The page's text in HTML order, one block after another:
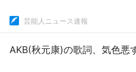
芸能人ニュース速報
AKB(秋元康)の歌詞、気色悪